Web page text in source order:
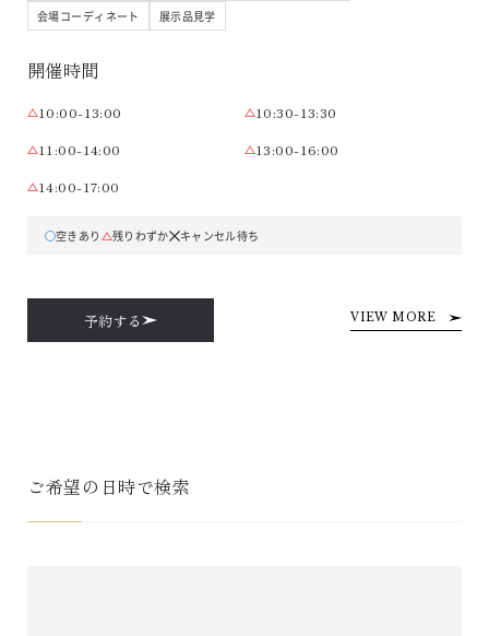
会場コーディネート
展示品見学
開催時間
10:00-13:00
10:30-13:30
11:00-14:00
13:00-16:00
14:00-17:00
空きあり 残りわずか キャンセル待ち
予約する VIEW MORE
ご希望の日時で検索